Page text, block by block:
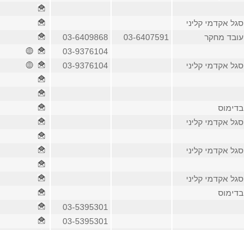
סגל אקדמי קליני
עובד מחקר 03-6407591
03-6409868
03-9376104
סגל אקדמי קליני
03-9376104
בדימוס
סגל אקדמי קליני
סגל אקדמי קליני
סגל אקדמי קליני
בדימוס
03-5395301
03-5395301